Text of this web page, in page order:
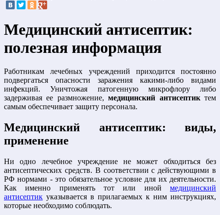
Медицинский антисептик:
полезная информация
Работникам лечебных учреждений приходится постоянно
подвергаться опасности заражения какими-либо видами
инфекций. Уничтожая патогенную микрофлору либо
задерживая ее размножение,медицинский антисептиктем
самым обеспечивает защиту персонала.
Медицинский антисептик: виды,
применение
Ни одно лечебное учреждение не может обходиться без
антисептических средств. В соответствии с действующими в
РФ нормами - это обязательное условие для их деятельности.
Как именно применять тот или иной медицинский
антисептик указывается в прилагаемых к ним инструкциях,
которые необходимо соблюдать.